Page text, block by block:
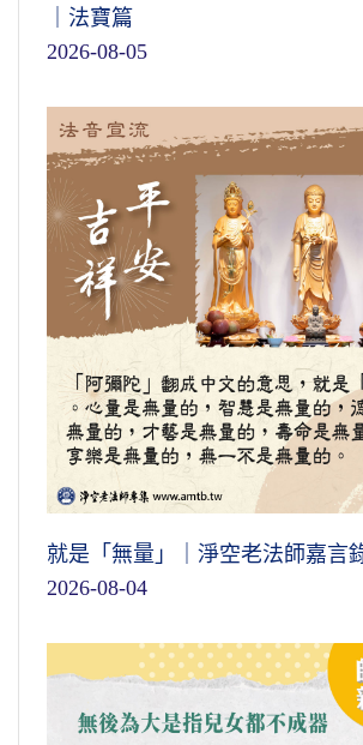
｜法寶篇
2026-08-05
就是「無量」｜淨空老法師嘉言
2026-08-04